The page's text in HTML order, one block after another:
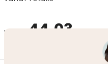
vanaf 44,03